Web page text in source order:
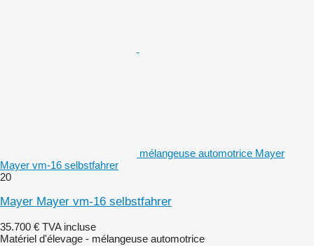
mélangeuse automotrice Mayer
Mayer vm-16 selbstfahrer
20
Mayer Mayer vm-16 selbstfahrer
35.700 € TVA incluse
Matériel d'élevage - mélangeuse automotrice